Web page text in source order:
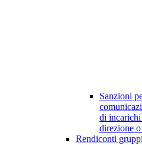
Sanzioni
di
direzione
Rendiconti